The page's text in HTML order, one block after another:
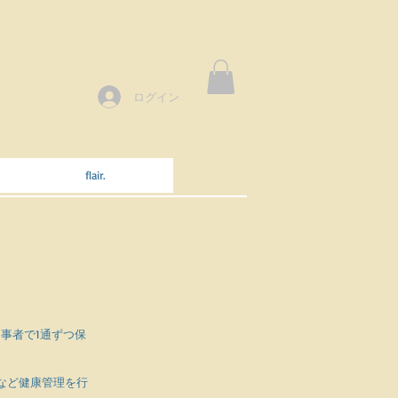
ログイン
flair.
者で1通ずつ保
ど健康管理を行